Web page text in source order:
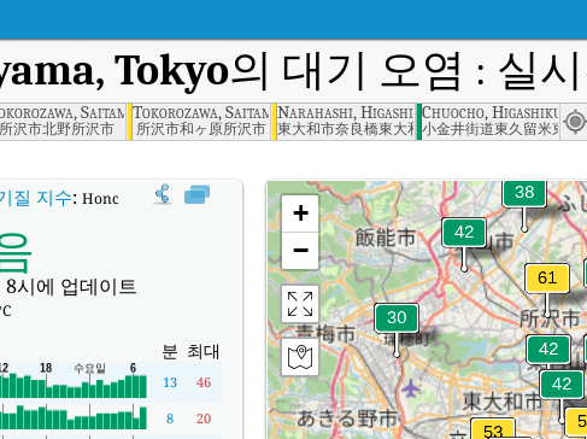
Tokyo의 대기 오염 : 실
Saitama
沢市北野所沢市
Tokorozawa, Saitama
所沢市和ヶ原所沢市
Narahashi, Higashiyamato, Tokyo
東大和市奈良橋東大和市
Chuocho,
小金井街道東久留米東久
질 지수: Honcho, Higashimurayama, Tokyo실시간 대기질 지수 (AQI).
시에 업데이트
분 최대
13
46
8
20
+
−